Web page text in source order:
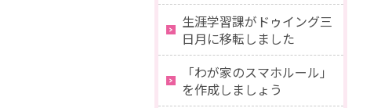
生涯学習課がドゥイング三
日月に移転しました
「わが家のスマホルール」
を作成しましょう